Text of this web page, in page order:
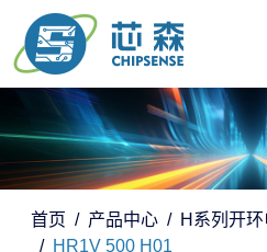
首页 产品中心
H系列开
HR1V 500 H01